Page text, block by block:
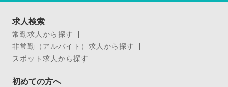
求人検索
常勤求人から探す
非常勤（アルバイト）求人から探す
スポット求人から探す
初めての方へ